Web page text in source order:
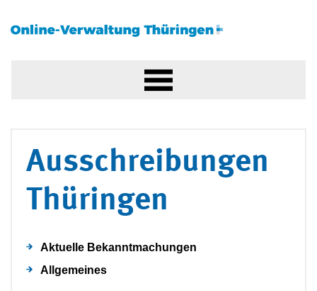
Ausschreibungen
Thüringen
Aktuelle Bekanntmachungen
Allgemeines